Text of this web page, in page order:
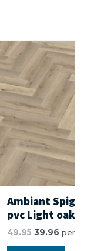
Ambiant
pvc Light oak
49.95 39.96 per